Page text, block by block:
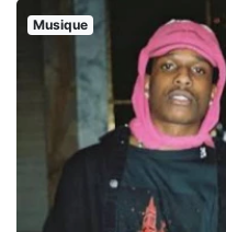
Musique